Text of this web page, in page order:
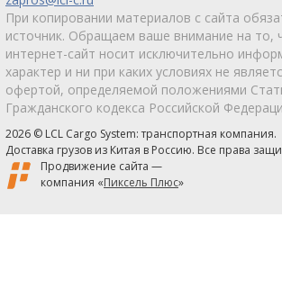
При копировании материалов с сайта
источник. Обращаем ваше внимание на то,
интернет-сайт носит исключительно
характер и ни при каких условиях не
офертой, определяемой положениями
Гражданского кодекса Российской
2026 © LCL Cargo System: транспортная компания.
Доставка грузов из Китая в Россию. Все права
Продвижение сайта —
компания «Пиксель Плюс»